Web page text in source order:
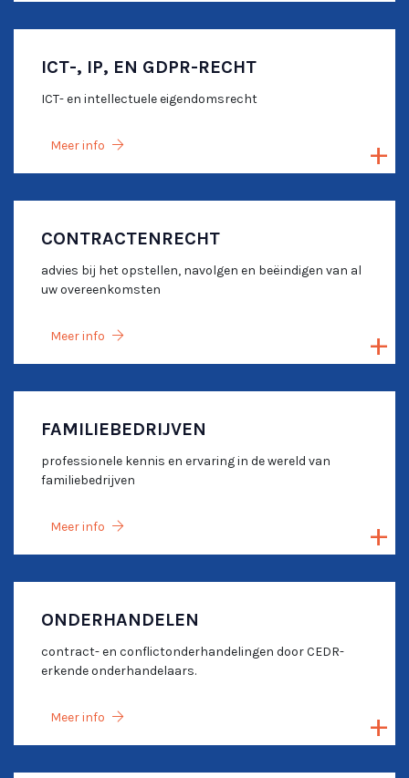
ICT-, IP, EN GDPR-RECHT
ICT- en intellectuele eigendomsrecht
Meer info
CONTRACTENRECHT
advies bij het opstellen, navolgen en beëindigen van al
uw overeenkomsten
Meer info
FAMILIEBEDRIJVEN
professionele kennis en ervaring in de wereld van
familiebedrijven
Meer info
ONDERHANDELEN
contract- en conflictonderhandelingen door CEDR-
erkende onderhandelaars.
Meer info